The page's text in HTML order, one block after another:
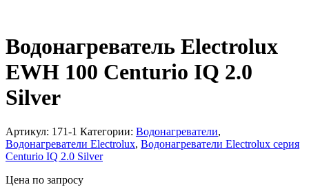
Водонагреватель Electrolux
EWH 100 Centurio IQ 2.0
Silver
Артикул: 171-1 Категории: Водонагреватели,
Водонагреватели Electrolux, Водонагреватели Electrolux серия
Centurio IQ 2.0 Silver
Цена по запросу